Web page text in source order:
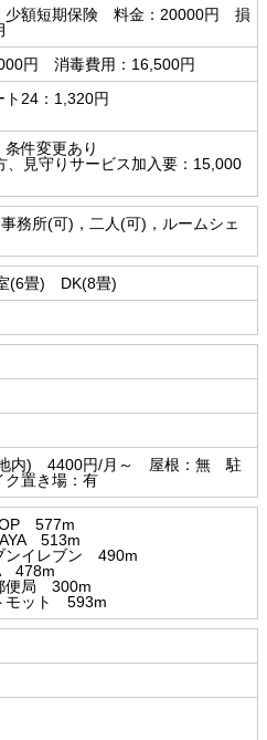
額短期保険 料金：20000円 損
円 消毒費用：16,500円
ト24：1,320円
件変更あり
見守りサービス加入要：15,000
務所(可)，二人(可)，ルームシェ
(6畳) DK(8畳)
地内) 4400円/月～ 屋根：無 駐
置き場：有
577m
513m
ンイレブン 490m
478m
便局 300m
モット 593m